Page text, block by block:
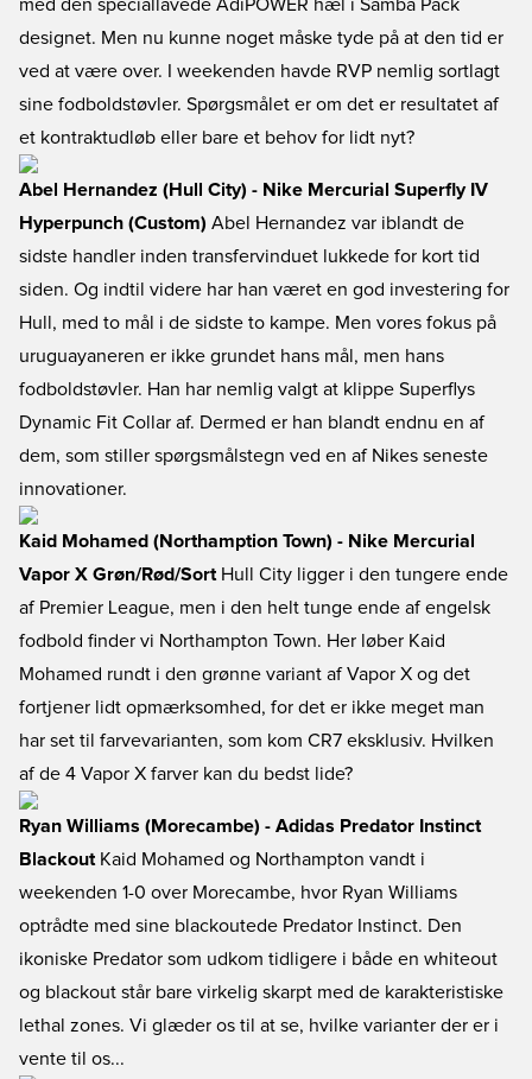
med den speciallavede AdiPOWER hæl i Samba Pack
designet. Men nu kunne noget måske tyde på at den tid er
ved at være over. I weekenden havde RVP nemlig sortlagt
sine fodboldstøvler. Spørgsmålet er om det er resultatet af
et kontraktudløb eller bare et behov for lidt nyt?
Abel Hernandez (Hull City) - Nike Mercurial Superfly IV
Hyperpunch (Custom) Abel Hernandez var iblandt de
sidste handler inden transfervinduet lukkede for kort tid
siden. Og indtil videre har han været en god investering for
Hull, med to mål i de sidste to kampe. Men vores fokus på
uruguayaneren er ikke grundet hans mål, men hans
fodboldstøvler. Han har nemlig valgt at klippe Superflys
Dynamic Fit Collar af. Dermed er han blandt endnu en af
dem, som stiller spørgsmålstegn ved en af Nikes seneste
innovationer.
Kaid Mohamed (Northamption Town) - Nike Mercurial
Vapor X Grøn/Rød/Sort Hull City ligger i den tungere ende
af Premier League, men i den helt tunge ende af engelsk
fodbold finder vi Northampton Town. Her løber Kaid
Mohamed rundt i den grønne variant af Vapor X og det
fortjener lidt opmærksomhed, for det er ikke meget man
har set til farvevarianten, som kom CR7 eksklusiv. Hvilken
af de 4 Vapor X farver kan du bedst lide?
Ryan Williams (Morecambe) - Adidas Predator Instinct
Blackout Kaid Mohamed og Northampton vandt i
weekenden 1-0 over Morecambe, hvor Ryan Williams
optrådte med sine blackoutede Predator Instinct. Den
ikoniske Predator som udkom tidligere i både en whiteout
og blackout står bare virkelig skarpt med de karakteristiske
lethal zones. Vi glæder os til at se, hvilke varianter der er i
vente til os...